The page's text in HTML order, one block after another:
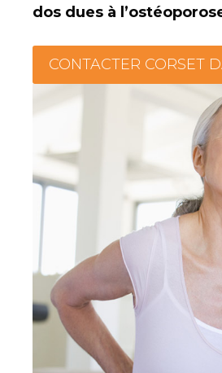
dos dues à
CONTACTER CORSET